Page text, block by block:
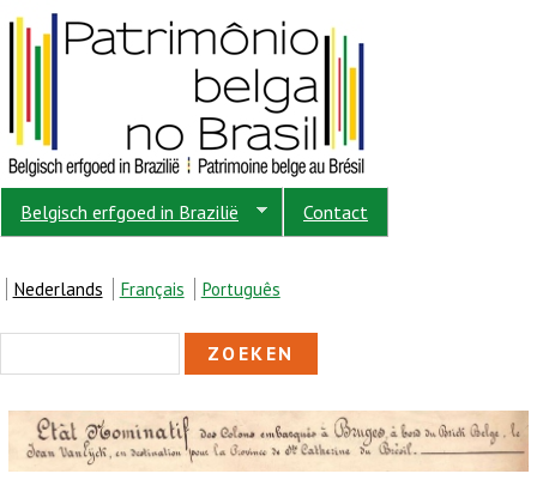
Overslaan en naar de inhoud gaan
Belgisch erfgoed in Brazilië Contact
Nederlands Français Português
ZOEKVELD